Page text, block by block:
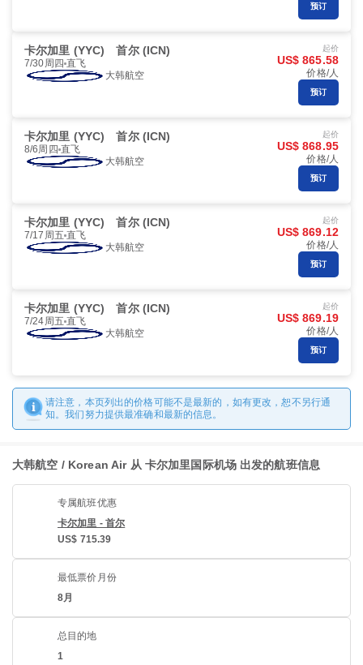
预订
卡尔加里 (YYC) 首尔 (ICN)
7/30周四 直飞
大韩航空
起价
US$ 865.58
价格/人
预订
卡尔加里 (YYC) 首尔 (ICN)
8/6周四 直飞
大韩航空
起价
US$ 868.95
价格/人
预订
卡尔加里 (YYC) 首尔 (ICN)
7/17周五 直飞
大韩航空
起价
US$ 869.12
价格/人
预订
卡尔加里 (YYC) 首尔 (ICN)
7/24周五 直飞
大韩航空
起价
US$ 869.19
价格/人
预订
请注意，本页列出的价格可能不是最新的，如有更改，恕不另行通
知。我们努力提供最准确和最新的信息。
大韩航空 / Korean Air 从 卡尔加里国际机场 出发的航班信息
专属航班优惠
卡尔加里 - 首尔
US$ 715.39
最低票价月份
8月
总目的地
1